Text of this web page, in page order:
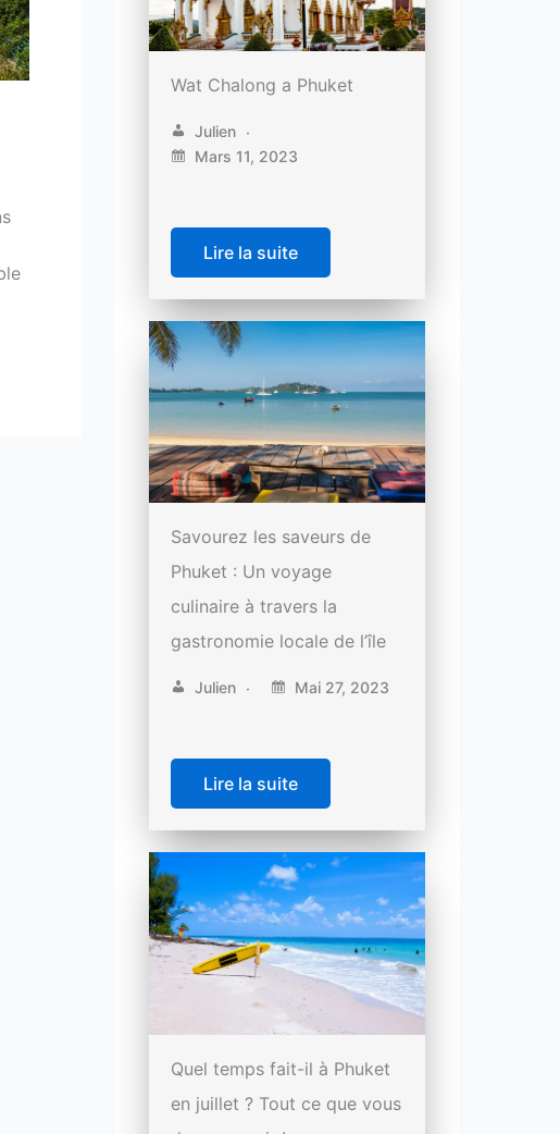
Wat Chalong a Phuket
Julien
Mars 11, 2023
Lire la suite
Savourez les saveurs de
Phuket : Un voyage
culinaire à travers la
gastronomie locale de l’île
Julien Mai 27, 2023
Lire la suite
Quel temps fait-il à Phuket
en juillet ? Tout ce que vous